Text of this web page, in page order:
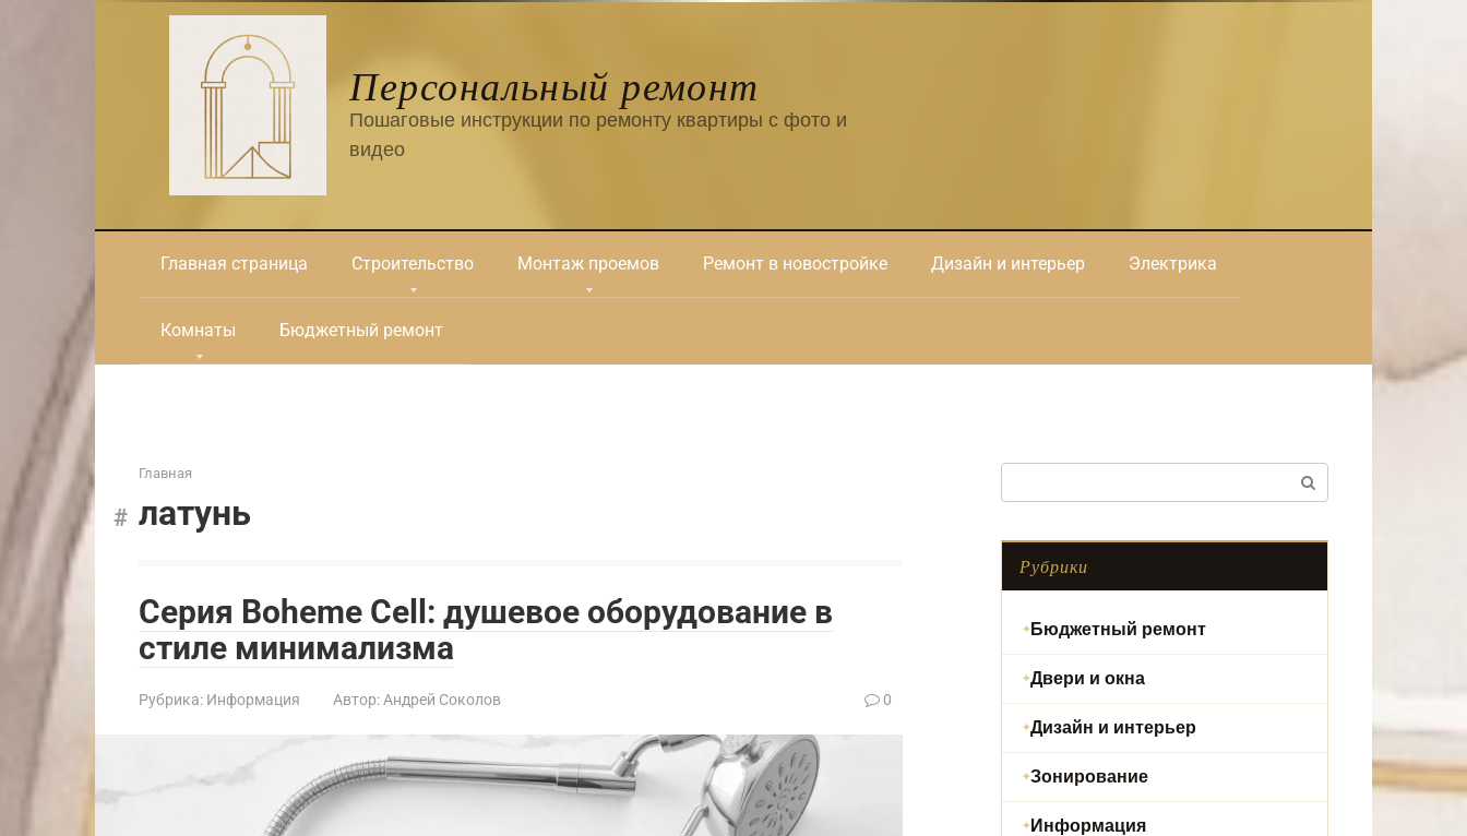
Персональный ремонт
Пошаговые инструкции по ремонту квартиры с фото и
видео
Главная страница Строительство Монтаж проемов Ремонт в новостройке Дизайн и интерьер Электрика
Комнаты Бюджетный ремонт
Главная
латунь
Серия Boheme Cell: душевое оборудование в
стиле минимализма
Рубрика: Информация Автор: Андрей Соколов 0
Рубрики
Бюджетный ремонт
Двери и окна
Дизайн и интерьер
Зонирование
Информация